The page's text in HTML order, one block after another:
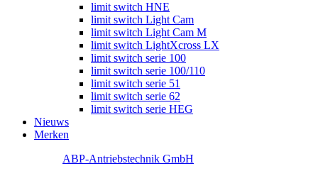
limit switch HNE
limit switch Light Cam
limit switch Light Cam M
limit switch LightXcross LX
limit switch serie 100
limit switch serie 100/110
limit switch serie 51
limit switch serie 62
limit switch serie HEG
Nieuws
Merken
ABP-Antriebstechnik GmbH